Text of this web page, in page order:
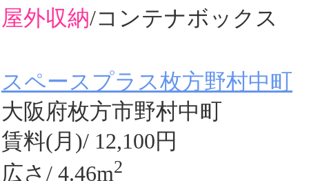
屋外収納/コンテナボックス
スペースプラス枚方野村中町
大阪府枚方市野村中町
賃料(月)/ 12,100円
広さ/ 4.46m2